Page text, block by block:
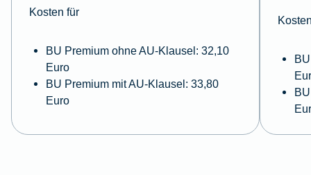
Kosten für
BU Premium ohne AU-Klausel: 32,10
Euro
BU Premium mit AU-Klausel: 33,80
Euro